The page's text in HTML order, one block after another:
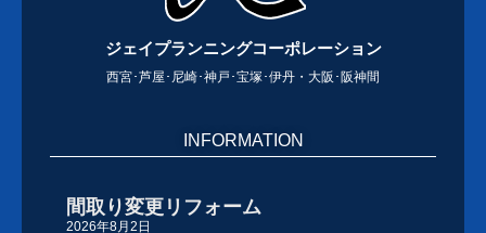
ジェイプランニングコーポレーション
西宮･芦屋･尼崎･神戸･宝塚･伊丹・大阪･阪神間
INFORMATION
間取り変更リフォーム
2026年8月2日